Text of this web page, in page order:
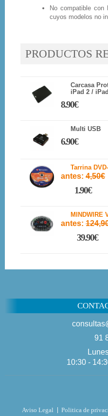
No compatible con
cuyos modelos no
PRODUCTOS
Carcasa
iPad 2 /
8.90€
Multi USB
6.90€
Tarrina
antes: 4,50€
1.90€
MINDWIRE
antes:
39.90€
91
10:30 -
Aviso Legal Politica de